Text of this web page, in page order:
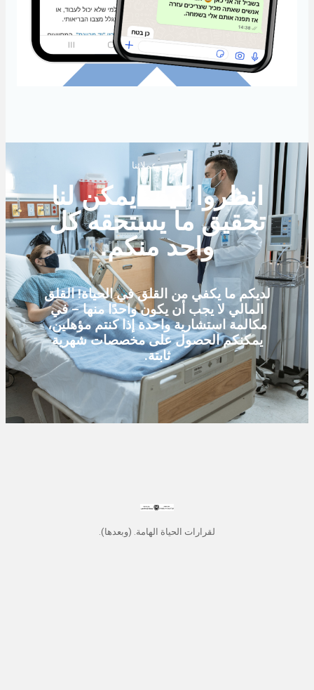
قصص عملائنا
انظروا كيف يمكن لنا
تحقيق ما يستحقه كل
واحد منكم.
لديكم ما يكفي من القلق في الحياة! القلق
المالي لا يجب أن يكون واحدًا منها – في
مكالمة استشارية واحدة إذا كنتم مؤهلين،
يمكنكم الحصول على مخصصات شهرية
ثابتة.
لقرارات الحياة الهامة. (وبعدها).